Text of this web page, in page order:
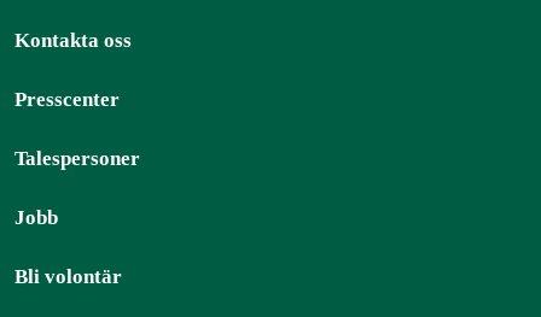
Kontakta oss
Presscenter
Talespersoner
Jobb
Bli volontär